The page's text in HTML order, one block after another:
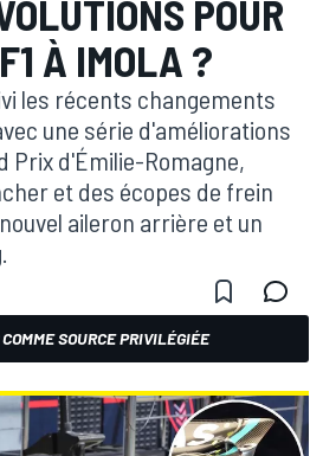
POUR
À IMOLA ?
les récents changements
une série d'améliorations
Prix d'Émilie-Romagne,
et des écopes de frein
aileron arrière et un
SOURCE PRIVILÉGIÉE